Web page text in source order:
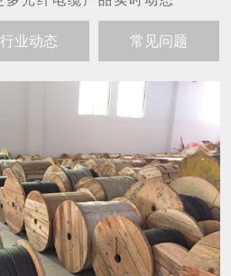
行业动态 常见问题